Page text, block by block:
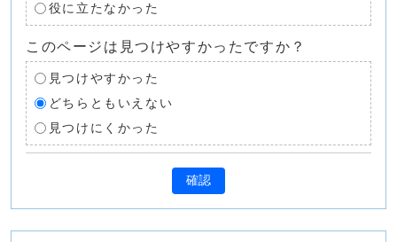
役に立たなかった
このページは見つけやすかったですか？
見つけやすかった
どちらともいえない
見つけにくかった
確認